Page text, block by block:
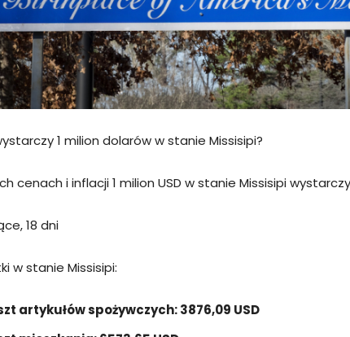
1 milion dolarów w stanie Missisipi?
cenach i inflacji 1 milion USD w stanie Missisipi
18 dni
w stanie Missisipi:
artykułów spożywczych: 3876,09 USD